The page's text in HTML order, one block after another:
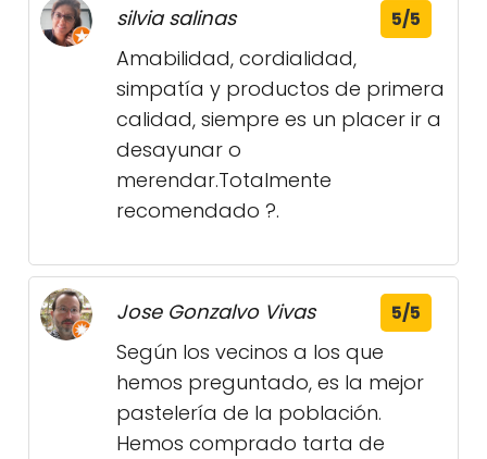
silvia salinas 5/5
Amabilidad, cordialidad,
simpatía y productos de primera
calidad, siempre es un placer ir a
desayunar o
merendar.Totalmente
recomendado ?.
Jose Gonzalvo Vivas 5/5
Según los vecinos a los que
hemos preguntado, es la mejor
pastelería de la población.
Hemos comprado tarta de